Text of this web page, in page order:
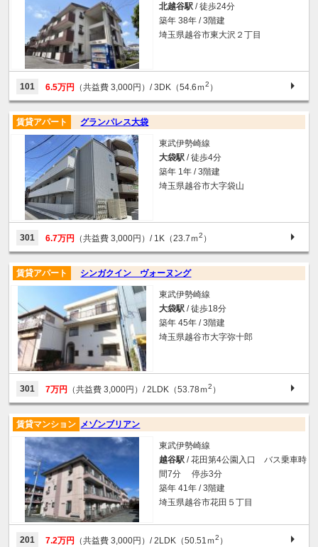
北越谷駅 / 徒歩24分
築年 38年 / 3階建
埼玉県越谷市東大沢２丁目
101 6.5万円 （共益費 3,000円）/ 3DK（54.6ｍ2 ）
グランパレス大袋
賃貸アパート
東武伊勢崎線
大袋駅 / 徒歩4分
築年 1年 / 3階建
埼玉県越谷市大字袋山
301 6.7万円 （共益費 3,000円）/ 1K（23.7ｍ2 ）
シンガクイン ヴォーヌング
賃貸アパート
東武伊勢崎線
大袋駅 / 徒歩18分
築年 45年 / 3階建
埼玉県越谷市大字弥十郎
301 7万円 （共益費 3,000円）/ 2LDK（53.78ｍ2 ）
メゾンブリアン
賃貸マンション
東武伊勢崎線
越谷駅 / 花田第4公園入口 バス乗車時
間7分 停歩3分
築年 41年 / 3階建
埼玉県越谷市花田５丁目
201 7.2万円 （共益費 3,000円）/ 2LDK（50.51ｍ2 ）